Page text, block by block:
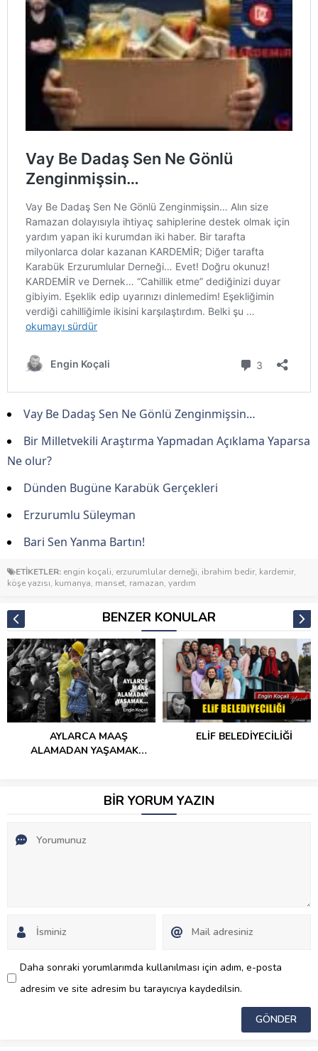
Vay Be Dadaş Sen Ne Gönlü Zenginmişsin…
Bir Milletvekili Araştırma Yapmadan Açıklama Yaparsa
Ne olur?
Dünden Bugüne Karabük Gerçekleri
Erzurumlu Süleyman
Bari Sen Yanma Bartın!
ETİKETLER: engin koçali, erzurumlular derneği, ibrahim bedir, kardemir,
köşe yazısı, kumanya, manset, ramazan, yardım
BENZER KONULAR
AYLARCA MAAŞ
ALAMADAN YAŞAMAK…
ELİF BELEDİYECİLİĞİ
BİR YORUM YAZIN
Daha sonraki yorumlarımda kullanılması için adım, e-posta
adresim ve site adresim bu tarayıcıya kaydedilsin.